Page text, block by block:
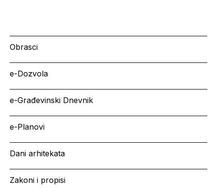
Obrasci
e-Dozvola
e-Građevinski Dnevnik
e-Planovi
Dani arhitekata
Zakoni i propisi